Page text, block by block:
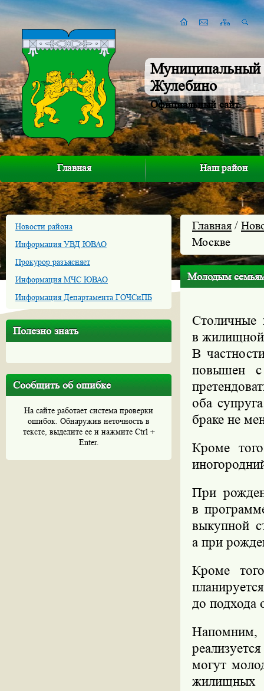
Муниципальный
Жулебино
Официальный сайт
Главная Наш район
Новости района
Информация УВД ЮВАО
Прокурор разъясняет
Информация МЧС ЮВАО
Информация Департамента ГОЧСиПБ
Полезно знать
Сообщить об ошибке
На сайте работает система проверки
ошибок. Обнаружив неточность в
тексте, выделите ее и нажмите Ctrl +
Enter.
Главная /
Москве
Молодым
Столичные
в жилищной
В
повышен
оба
браке не
Кроме
При
в
выкупной
а при
Кроме
до подхода
Напомним,
могут
жилищных